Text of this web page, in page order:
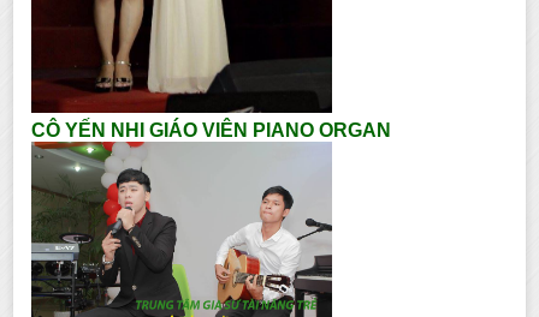
CÔ YẾN NHI GIÁO VIÊN PIANO ORGAN